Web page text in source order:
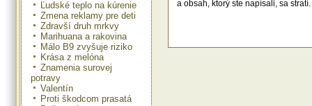
Ľudské teplo na kúrenie
Zmena reklamy pre deti
Zdravší druh mrkvy
Marihuana a rakovina
Málo B9 zvyšuje riziko
Krása z melóna
Znamenia surovej
potravy
Valentín
Proti škodcom prasatá
a obsah, ktorý ste napísali, sa